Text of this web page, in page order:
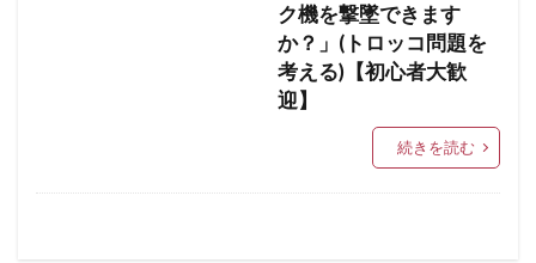
ク機を撃墜できます
か？」(トロッコ問題を
考える)【初心者大歓
迎】
続きを読む